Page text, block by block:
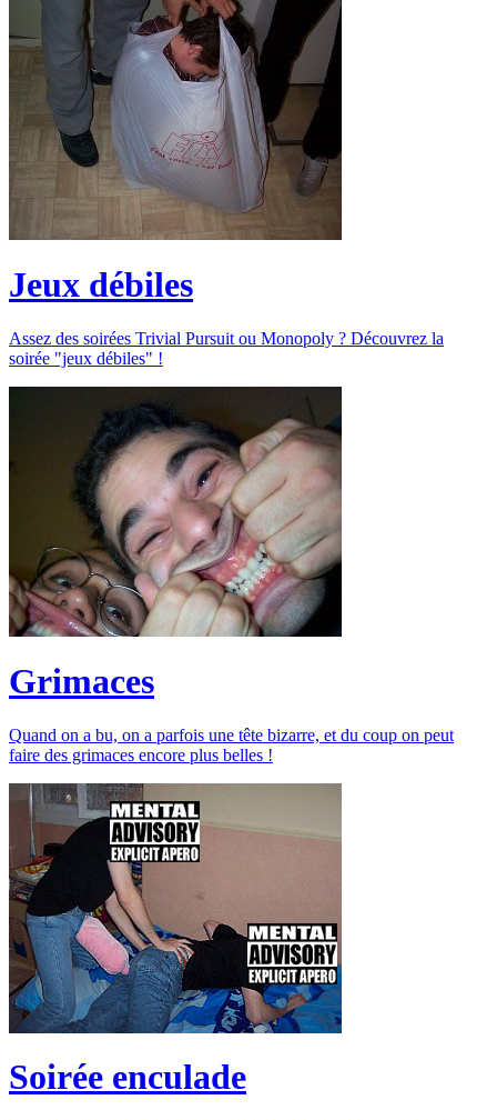
Jeux débiles
Assez des soirées Trivial Pursuit ou Monopoly ? Découvrez la
soirée "jeux débiles" !
Grimaces
Quand on a bu, on a parfois une tête bizarre, et du coup on peut
faire des grimaces encore plus belles !
Soirée enculade